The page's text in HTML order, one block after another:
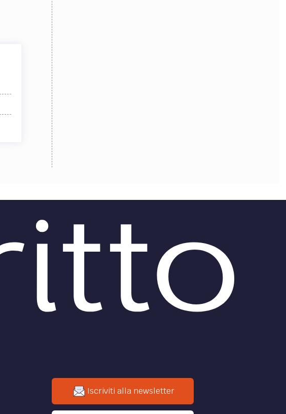
Iscriviti alla newsletter